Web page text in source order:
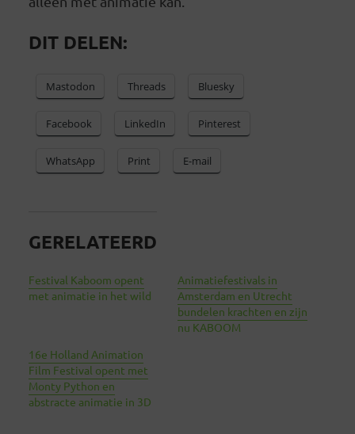
DIT DELEN:
Mastodon Threads Bluesky
Facebook LinkedIn Pinterest
WhatsApp Print E-mail
GERELATEERD
Festival Kaboom opent
met animatie in het wild
Animatiefestivals in
Amsterdam en Utrecht
bundelen krachten en zijn
nu KABOOM
16e Holland Animation
Film Festival opent met
Monty Python en
abstracte animatie in 3D